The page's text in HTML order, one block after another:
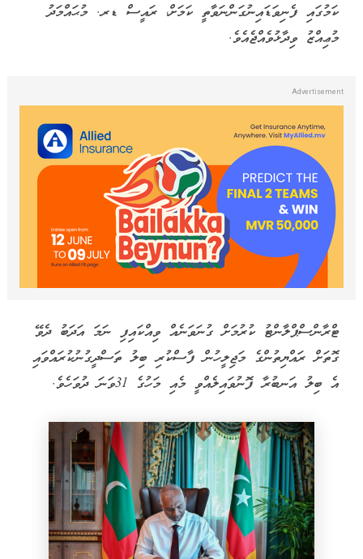
ކަމުގައި ފެނިވަޑައިނުގަންނަވާތީ ކަމަށް، ރައީސް ޑރ. މުޙައްމަދު
މުޢިއްޒު ވިދާޅުވެއްޖެއެވެ.
ޓްރާންސްޕްލާންޓު ކުރުމަށް ގުނަވަނެއް ވިއްކައިފި ނަމަ އަދަބު ދެވޭ
ގޮތަށް ރައްޔިތުންގެ މަޖިލީހުން ފާސްކުރި ބިލު ތަސްދީގުނުކުރައްވައި
އެ ބިލު އަނބުރާ ފޮނުވައިލެއްވީ މެއި މަހުގެ 31ވަނަ ދުވަހެވެ.